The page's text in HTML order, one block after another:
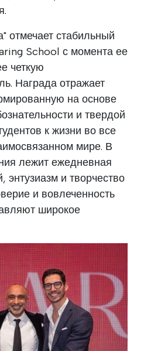
отмечает стабильный
School с момента ее
четкую
Награда отражает
на основе
и твердой
к жизни во все
мире. В
лежит ежедневная
энтузиазм и творчество
и вовлеченность
широкое